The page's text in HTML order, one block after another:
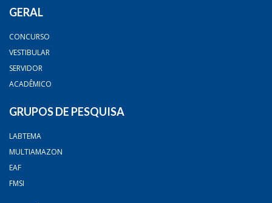
GERAL
CONCURSO
VESTIBULAR
SERVIDOR
ACADÊMICO
GRUPOS DE PESQUISA
LABTEMA
MULTIAMAZON
EAF
FMSI